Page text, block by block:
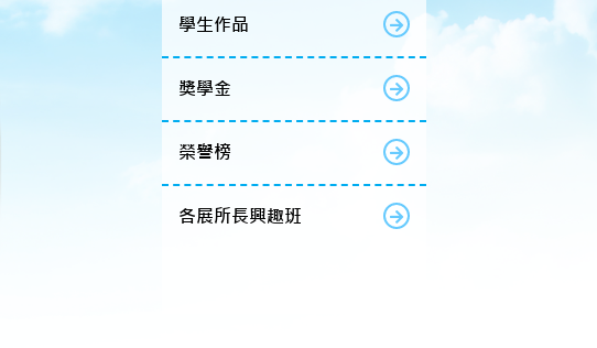
學生作品
獎學金
榮譽榜
各展所長興趣班